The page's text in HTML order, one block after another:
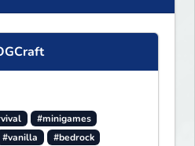
#minigames
#vanilla #bedrock